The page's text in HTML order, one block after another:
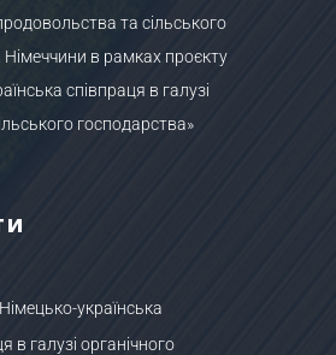
та сільського
Німеччини в рамках проєкту
співпраця в галузі
господарства»
українська
в галузі органічного